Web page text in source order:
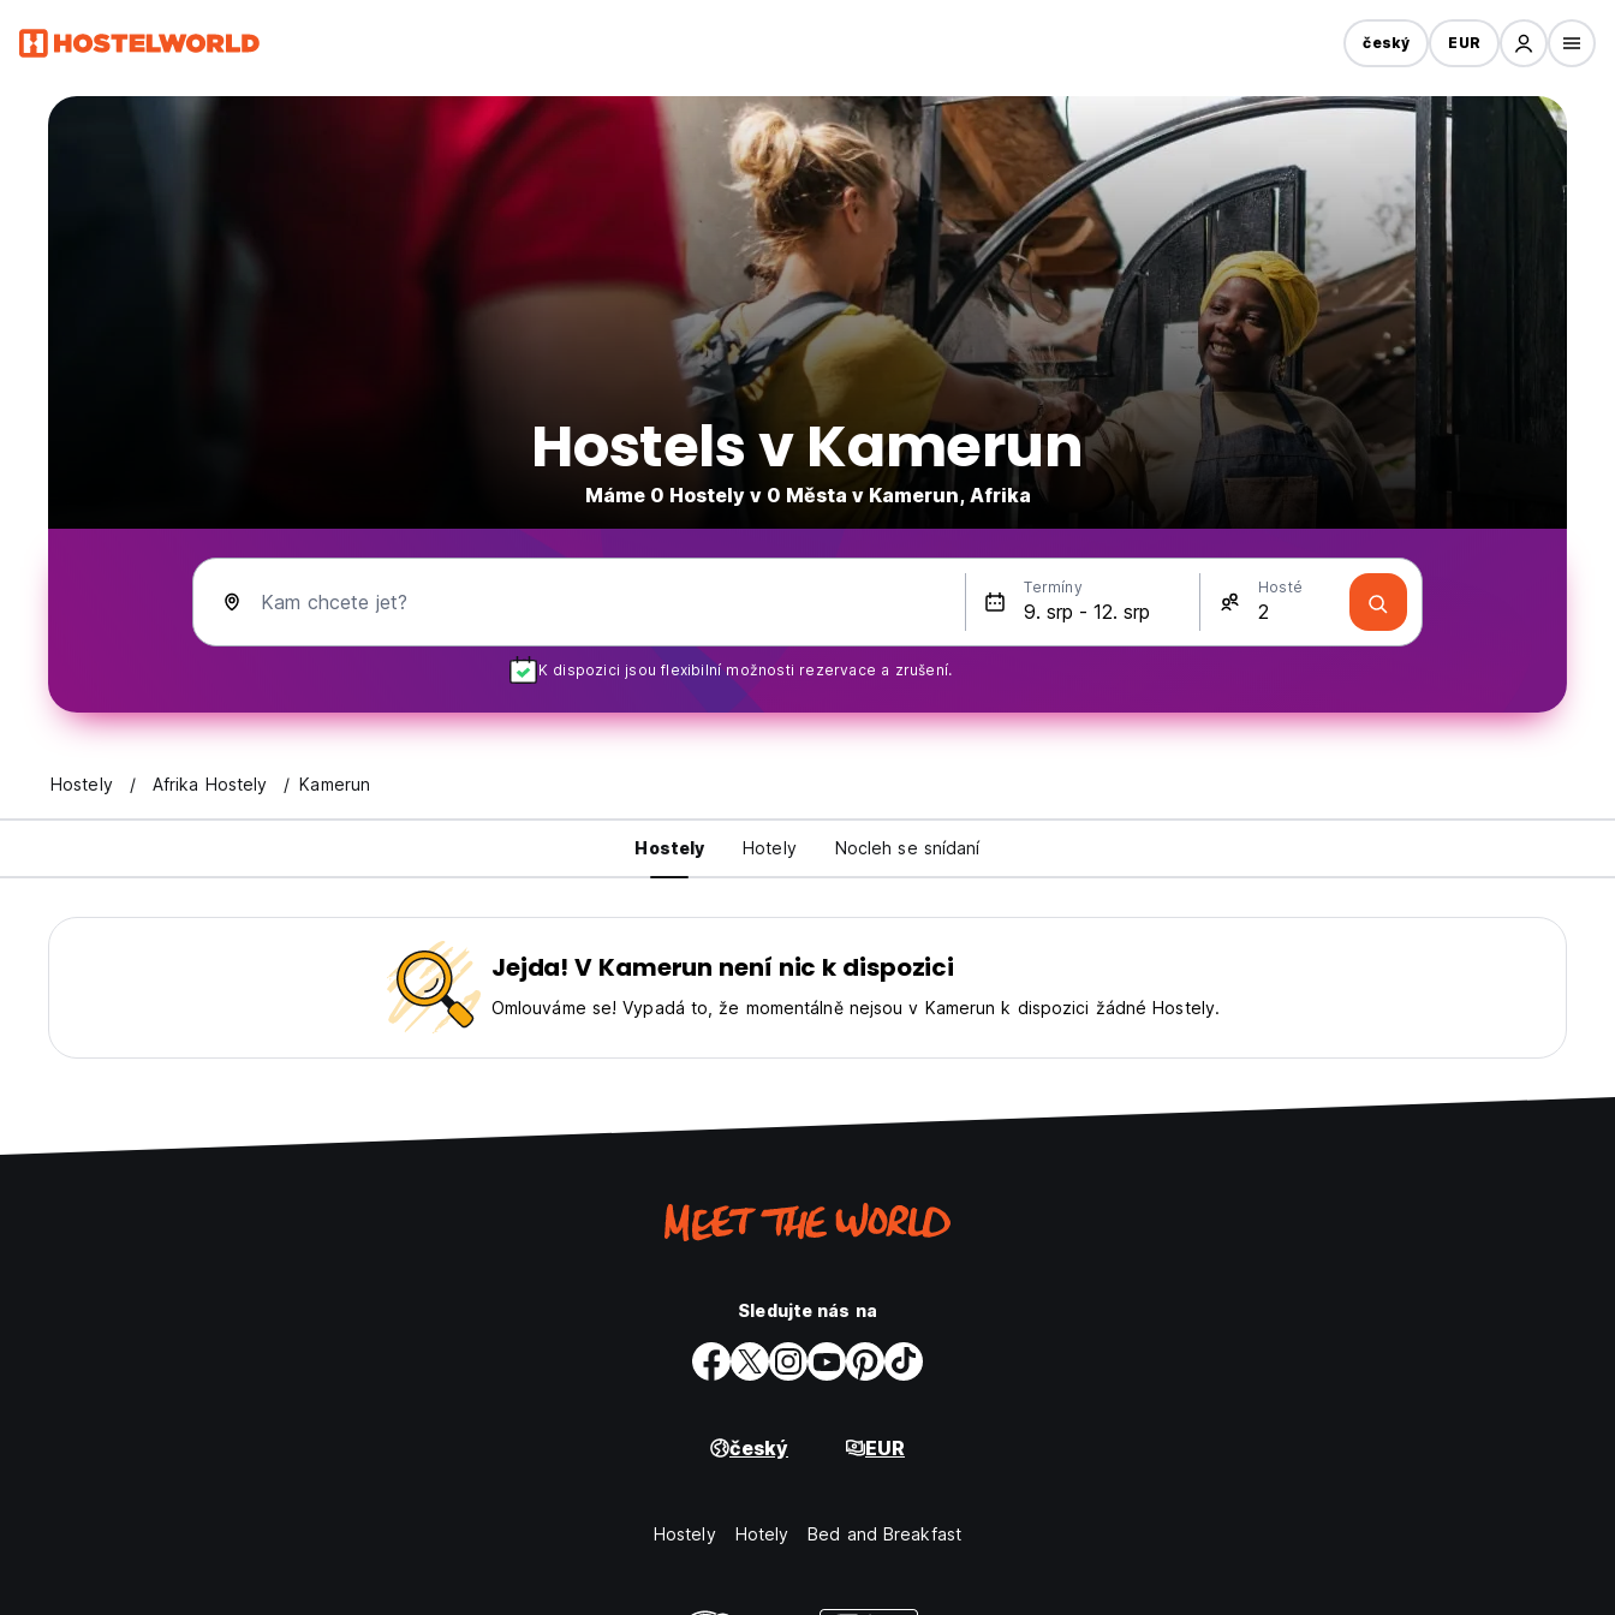
český EUR
Hostels v Kamerun
Máme 0 Hostely v 0 Města v Kamerun, Afrika
Kam chcete jet?
Termíny Hosté
K dispozici jsou flexibilní možnosti rezervace a zrušení.
Hostely Afrika Hostely Kamerun
Hostely Hotely Nocleh se snídaní
Jejda! V Kamerun není nic k dispozici
Omlouváme se! Vypadá to, že momentálně nejsou v Kamerun k dispozici žádné Hostely.
Sledujte nás na
český EUR
Hostely Hotely Bed and Breakfast